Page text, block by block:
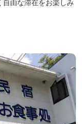
由な滞在をお楽しみ